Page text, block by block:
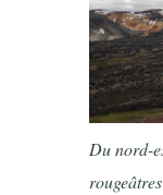
Du nord-
rougeâtres